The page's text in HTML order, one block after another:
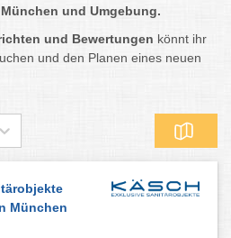
und Umgebung.
und Bewertungen könnt ihr
und den Planen eines neuen
München